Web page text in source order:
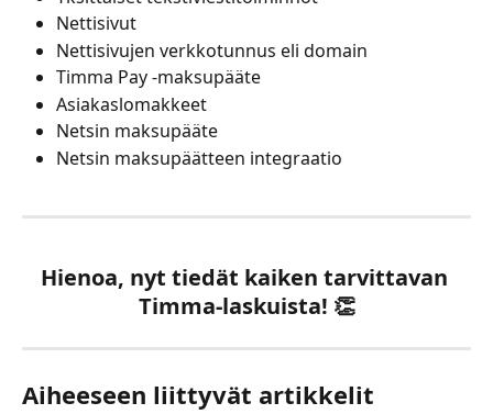
Nettisivut
Nettisivujen verkkotunnus eli domain
Timma Pay -maksupääte
Asiakaslomakkeet
Netsin maksupääte
Netsin maksupäätteen integraatio
Hienoa, nyt tiedät kaiken tarvittavan
Timma-laskuista! 👏
Aiheeseen liittyvät artikkelit